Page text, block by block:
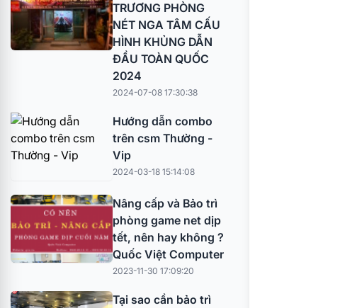
TRƯƠNG PHÒNG
NÉT NGA TÂM CẤU
HÌNH KHỦNG DẪN
ĐẦU TOÀN QUỐC
2024
2024-07-08 17:30:38
Hướng dẫn combo
trên csm Thường -
Vip
2024-03-18 15:14:08
Nâng cấp và Bảo trì
phòng game net dịp
tết, nên hay không ?
Quốc Việt Computer
2023-11-30 17:09:20
Tại sao cần bảo trì